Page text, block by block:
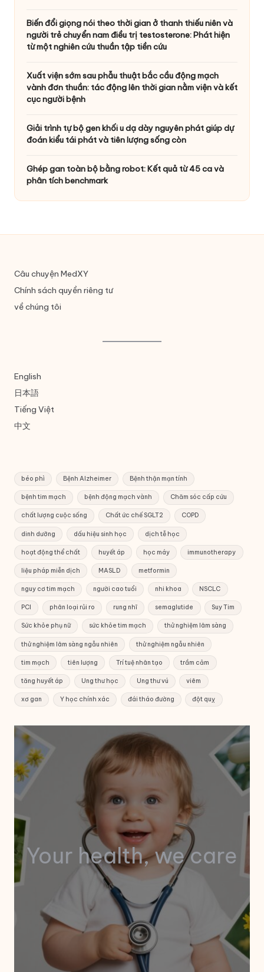
Biến đổi giọng nói theo thời gian ở thanh thiếu niên và
người trẻ chuyển nam điều trị testosterone: Phát hiện
từ một nghiên cứu thuần tập tiền cứu
Xuất viện sớm sau phẫu thuật bắc cầu động mạch
vành đơn thuần: tác động lên thời gian nằm viện và kết
cục người bệnh
Giải trình tự bộ gen khối u dạ dày nguyên phát giúp dự
đoán kiểu tái phát và tiên lượng sống còn
Ghép gan toàn bộ bằng robot: Kết quả từ 45 ca và
phân tích benchmark
Câu chuyện MedXY
Chính sách quyền riêng tư
về chúng tôi
English
日本語
Tiếng Việt
中文
béo phì Bệnh Alzheimer Bệnh thận mạn tính
bệnh tim mạch bệnh động mạch vành Chăm sóc cấp cứu
chất lượng cuộc sống Chất ức chế SGLT2 COPD
dinh dưỡng dấu hiệu sinh học dịch tễ học
hoạt động thể chất huyết áp học máy immunotherapy
liệu pháp miễn dịch MASLD metformin
nguy cơ tim mạch người cao tuổi nhi khoa NSCLC
PCI phân loại rủi ro rung nhĩ semaglutide Suy Tim
Sức khỏe phụ nữ sức khỏe tim mạch thử nghiệm lâm sàng
thử nghiệm lâm sàng ngẫu nhiên thử nghiệm ngẫu nhiên
tim mạch tiên lượng Trí tuệ nhân tạo trầm cảm
tăng huyết áp Ung thư học Ung thư vú viêm
xơ gan Y học chính xác đái tháo đường đột quỵ
Your health, we care